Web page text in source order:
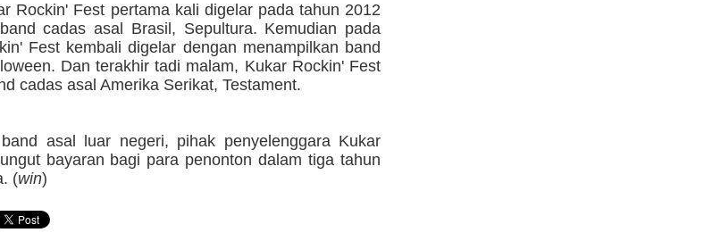
Rockin' Fest pertama kali digelar pada tahun 2012
cadas asal Brasil, Sepultura. Kemudian pada
Fest kembali digelar dengan menampilkan band
Dan terakhir tadi malam, Kukar Rockin' Fest
cadas asal Amerika Serikat, Testament.
asal luar negeri, pihak penyelenggara Kukar
bayaran bagi para penonton dalam tiga tahun
(win)